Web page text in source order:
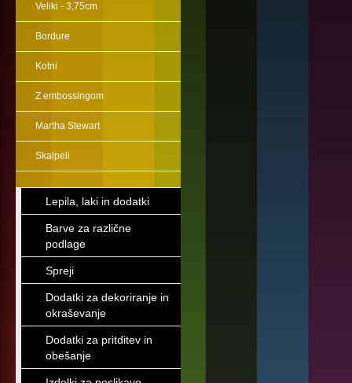
Veliki - 3,75cm
Bordure
Kotni
Z embossingom
Martha Stewart
Skalpeli
Lepila, laki in dodatki
Barve za različne
podlage
Spreji
Dodatki za dekoriranje in
okraševanje
Dodatki za pritditev in
obešanje